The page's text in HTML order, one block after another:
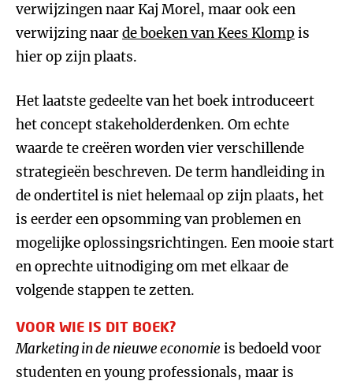
verwijzingen naar Kaj Morel, maar ook een
verwijzing naarde boeken van Kees Klomp is
hier op zijn plaats.
Het laatste gedeelte van het boek introduceert
het concept stakeholderdenken. Om echte
waarde te creëren worden vier verschillende
strategieën beschreven. De term handleiding in
de ondertitel is niet helemaal op zijn plaats, het
is eerder een opsomming van problemen en
mogelijke oplossingsrichtingen. Een mooie start
en oprechte uitnodiging om met elkaar de
volgende stappen te zetten.
VOOR WIE IS DIT BOEK?
Marketing in de nieuwe economie is bedoeld voor
studenten en young professionals, maar is